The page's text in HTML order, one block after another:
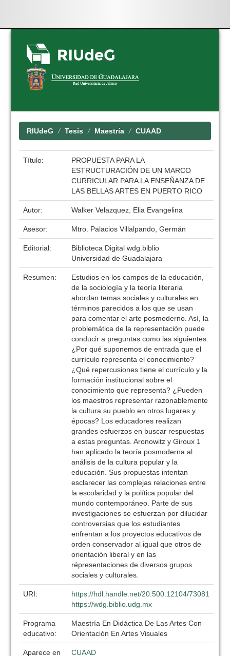
Skip
navigation
RIUdeG Tesis Maestría CUAAD
Título:
PROPUESTA PARA LA
ESTRUCTURACIÓN DE UN MARCO
CURRICULAR PARA LA ENSEÑANZA DE
LAS BELLAS ARTES EN PUERTO RICO
Autor: Walker Velazquez, Elia Evangelina
Asesor: Mtro. Palacios Villalpando, Germán
Editorial:
Biblioteca Digital wdg.biblio
Universidad de Guadalajara
Resumen:
Estudios en los campos de la educación,
de la sociología y la teoría literaria
abordan temas sociales y culturales en
términos parecidos a los que se usan
para comentar el arte posmoderno. Así, la
problemática de la representación puede
conducir a preguntas como las siguientes.
¿Por qué suponemos de entrada que el
currículo representa el conocimiento?
¿Qué repercusiones tiene el currículo y la
formación institucional sobre el
conocimiento que representa? ¿Pueden
los maestros representar razonablemente
la cultura su pueblo en otros lugares y
épocas? Los educadores realizan
grandes esfuerzos en buscar respuestas
a estas preguntas. Aronowitz y Giroux 1
han aplicado la teoría posmoderna al
análisis de la cultura popular y la
educación. Sus propuestas intentan
esclarecer las complejas relaciones entre
la escolaridad y la política popular del
mundo contemporáneo. Parte de sus
investigaciones se esfuerzan por dilucidar
controversias que los estudiantes
enfrentan a los proyectos educativos de
orden conservador al igual que otros de
orientación liberal y en las
répresentaciones de diversos grupos
sociales y culturales.
URI:
https://hdl.handle.net/20.500.12104/73081
https://wdg.biblio.udg.mx
Programa
educativo:
Maestría En Didáctica De Las Artes Con
Orientación En Artes Visuales
Aparece en
CUAAD